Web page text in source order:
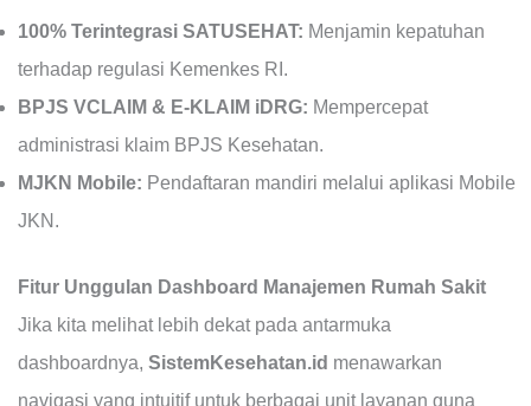
100% Terintegrasi SATUSEHAT: Menjamin kepatuhan
terhadap regulasi Kemenkes RI.
BPJS VCLAIM & E-KLAIM iDRG: Mempercepat
administrasi klaim BPJS Kesehatan.
MJKN Mobile: Pendaftaran mandiri melalui aplikasi Mobile
JKN.
Fitur Unggulan Dashboard Manajemen Rumah Sakit
Jika kita melihat lebih dekat pada antarmuka
dashboardnya, SistemKesehatan.id menawarkan
navigasi yang intuitif untuk berbagai unit layanan guna